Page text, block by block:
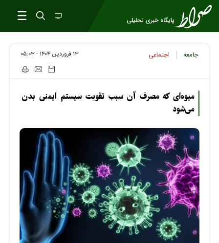
جامعه اجتماعی ۱۳ فروردين ۱۴۰۴ - ۰۵:۰۳
میوه‌ای که مصرف آن سبب تقویت سیستم ایمنی بدن
می‌شود